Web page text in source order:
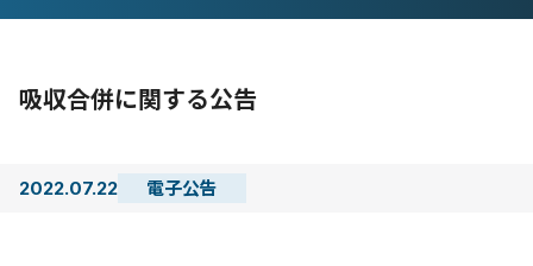
ト
吸収合併に関する公告
2022.07.22 電子公告